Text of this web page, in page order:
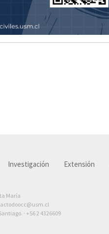
Investigación Extensión
María
· +56 2 4326609